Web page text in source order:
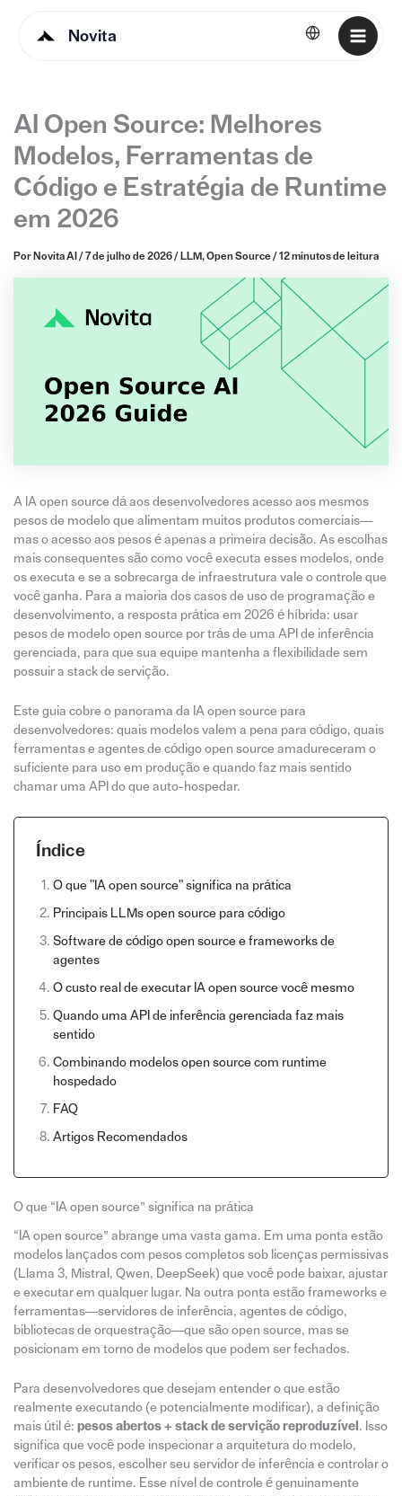
Novita Português
AI Open Source: Melhores
Modelos, Ferramentas de
Código e Estratégia de Runtime
em 2026
Por Novita AI / 7 de julho de 2026/ LLM,Open Source / 12 minutos de leitura
A IA open source dá aos desenvolvedores acesso aos mesmos
pesos de modelo que alimentam muitos produtos comerciais—
mas o acesso aos pesos é apenas a primeira decisão. As escolhas
mais consequentes são como você executa esses modelos, onde
os executa e se a sobrecarga de infraestrutura vale o controle que
você ganha. Para a maioria dos casos de uso de programação e
desenvolvimento, a resposta prática em 2026 é híbrida: usar
pesos de modelo open source por trás de uma API de inferência
gerenciada, para que sua equipe mantenha a flexibilidade sem
possuir a stack de servição.
Este guia cobre o panorama da IA open source para
desenvolvedores: quais modelos valem a pena para código, quais
ferramentas e agentes de código open source amadureceram o
suficiente para uso em produção e quando faz mais sentido
chamar uma API do que auto-hospedar.
Índice
O que "IA open source" significa na prática
Principais LLMs open source para código
Software de código open source e frameworks de
agentes
O custo real de executar IA open source você mesmo
Quando uma API de inferência gerenciada faz mais
sentido
Combinando modelos open source com runtime
hospedado
FAQ
Artigos Recomendados
O que “IA open source” significa na prática
“IA open source” abrange uma vasta gama. Em uma ponta estão
modelos lançados com pesos completos sob licenças permissivas
(Llama 3, Mistral, Qwen, DeepSeek) que você pode baixar, ajustar
e executar em qualquer lugar. Na outra ponta estão frameworks e
ferramentas—servidores de inferência, agentes de código,
bibliotecas de orquestração—que são open source, mas se
posicionam em torno de modelos que podem ser fechados.
Para desenvolvedores que desejam entender o que estão
realmente executando (e potencialmente modificar), a definição
mais útil é: pesos abertos + stack de servição reproduzível . Isso
significa que você pode inspecionar a arquitetura do modelo,
verificar os pesos, escolher seu servidor de inferência e controlar o
ambiente de runtime. Esse nível de controle é genuinamente